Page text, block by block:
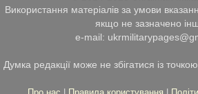
Використання матеріалів за умови
якщо не зазначено
e-mail:
Думка редакції може не збігатися із